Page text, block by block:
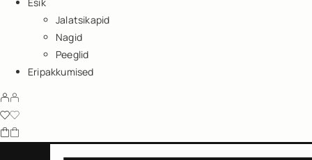
Jalatsikapid
Nagid
Peeglid
Eripakkumised